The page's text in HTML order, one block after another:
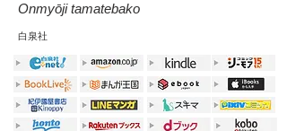
Onmyōji tamatebako
白泉社